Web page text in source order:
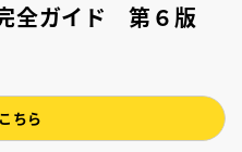
全ガイド 第６版
ちら